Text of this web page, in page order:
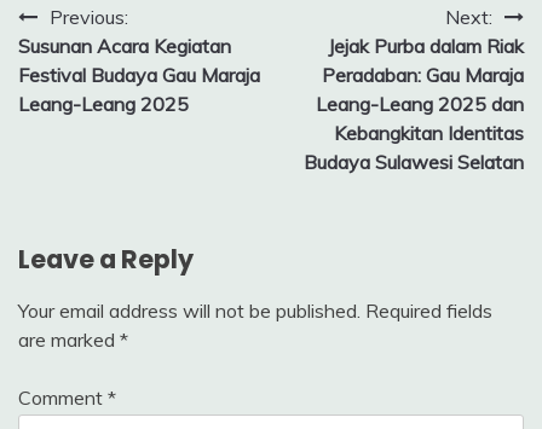
Post
navigation
Previous:
Susunan Acara Kegiatan
Festival Budaya Gau Maraja
Leang-Leang 2025
Next:
Jejak Purba dalam Riak
Peradaban: Gau Maraja
Leang-Leang 2025 dan
Kebangkitan Identitas
Budaya Sulawesi Selatan
Leave a Reply
Your email address will not be published. Required fields
are marked *
Comment *